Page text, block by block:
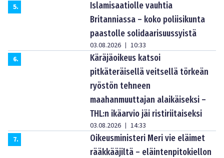
5.
Islamisaatiolle vauhtia
Britanniassa – koko poliisikunta
paastolle solidaarisuussyistä
03.08.2026 | 10:33
6.
Käräjäoikeus katsoi
pitkäteräisellä veitsellä törkeän
ryöstön tehneen
maahanmuuttajan alaikäiseksi –
THL:n ikäarvio jäi ristiriitaiseksi
03.08.2026 | 14:33
7.
Oikeusministeri Meri vie eläimet
rääkkääjiltä – eläintenpitokiellon